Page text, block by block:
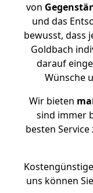
von
und das
bewusst, dass
Goldbach
darauf
Wünsche
Wir bieten
sind immer
besten Service
uns können